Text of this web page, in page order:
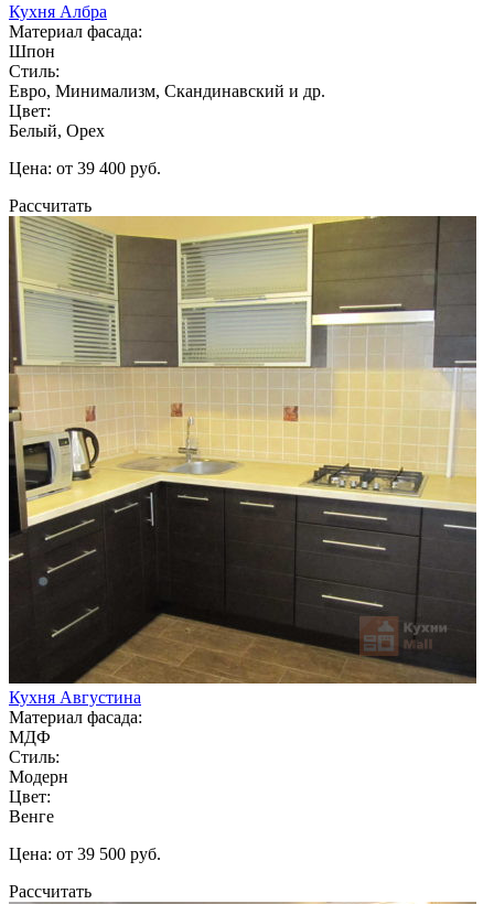
Кухня Албра
Материал фасада:
Шпон
Стиль:
Евро, Минимализм, Скандинавский и др.
Цвет:
Белый, Орех
Цена: от 39 400 руб.
Рассчитать
Кухня Августина
Материал фасада:
МДФ
Стиль:
Модерн
Цвет:
Венге
Цена: от 39 500 руб.
Рассчитать